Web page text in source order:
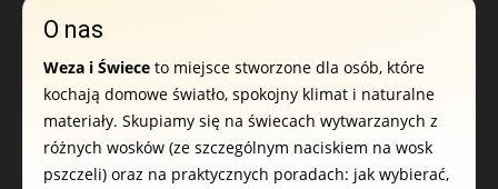
O nas
Weza i Świece to miejsce stworzone dla osób, które
kochają domowe światło, spokojny klimat i naturalne
materiały. Skupiamy się na świecach wytwarzanych z
różnych wosków (ze szczególnym naciskiem na wosk
pszczeli) oraz na praktycznych poradach: jak wybierać,